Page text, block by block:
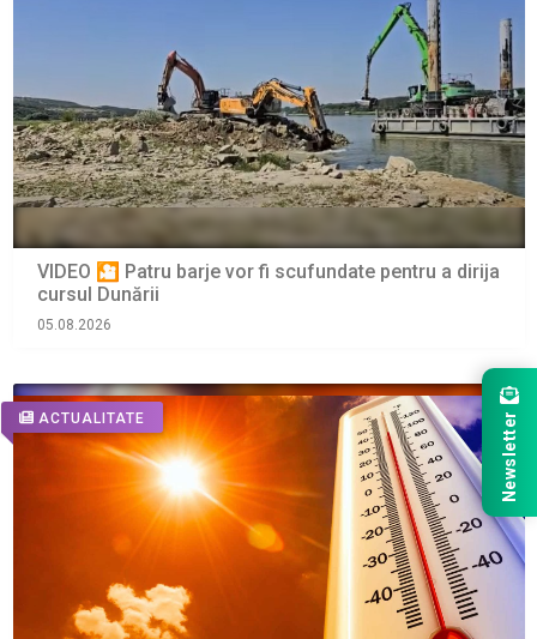
VIDEO 🎦 Patru barje vor fi scufundate pentru a dirija
cursul Dunării
05.08.2026
ACTUALITATE Newsletter